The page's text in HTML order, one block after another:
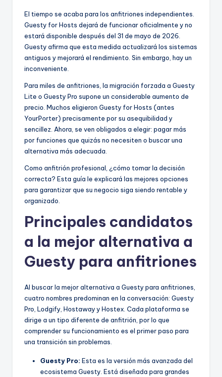
El tiempo se acaba para los anfitriones independientes.
Guesty for Hosts dejará de funcionar oficialmente y no
estará disponible después del 31 de mayo de 2026.
Guesty afirma que esta medida actualizará los sistemas
antiguos y mejorará el rendimiento. Sin embargo, hay un
inconveniente.
Para miles de anfitriones, la migración forzada a Guesty
Lite o Guesty Pro supone un considerable aumento de
precio. Muchos eligieron Guesty for Hosts (antes
YourPorter) precisamente por su asequibilidad y
sencillez. Ahora, se ven obligados a elegir: pagar más
por funciones que quizás no necesiten o buscar una
alternativa más adecuada.
Como anfitrión profesional, ¿cómo tomar la decisión
correcta? Esta guía le explicará las mejores opciones
para garantizar que su negocio siga siendo rentable y
organizado.
Principales candidatos
a la mejor alternativa a
Guesty para anfitriones
Al buscar la mejor alternativa a Guesty para anfitriones,
cuatro nombres predominan en la conversación: Guesty
Pro, Lodgify, Hostaway y Hostex. Cada plataforma se
dirige a un tipo diferente de anfitrión, por lo que
comprender su funcionamiento es el primer paso para
una transición sin problemas.
Guesty Pro: Esta es la versión más avanzada del
ecosistema Guesty. Está diseñada para grandes